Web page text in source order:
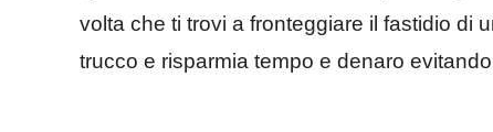
volta che ti trovi a fronteggiare il fastidio di
trucco e risparmia tempo e denaro